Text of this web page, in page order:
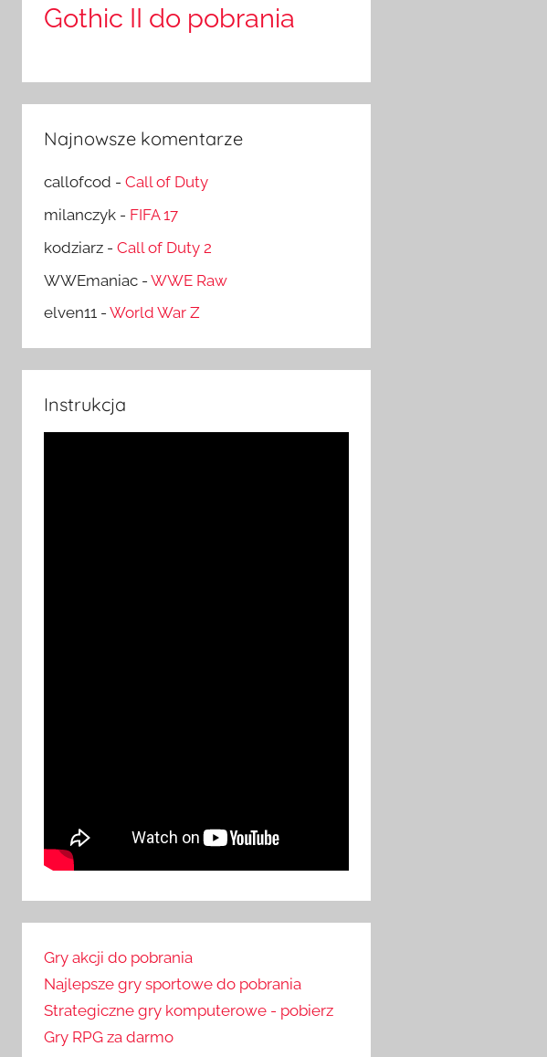
Gothic II do pobrania
Najnowsze komentarze
callofcod - Call of Duty
milanczyk - FIFA 17
kodziarz - Call of Duty 2
WWEmaniac - WWE Raw
elven11 - World War Z
Instrukcja
Gry akcji do pobrania
Najlepsze gry sportowe do pobrania
Strategiczne gry komputerowe - pobierz
Gry RPG za darmo